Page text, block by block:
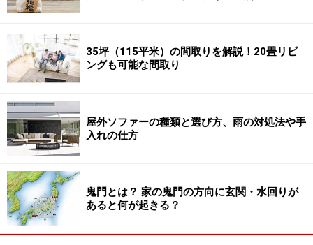
壁や床を見せるのもコツ。装飾のない大きな壁に自然と視線
が向きます
小さな部屋にたくさんの家具を置いているとか、家具の
上に小物をいっぱい並べたり、壁に装飾をして、床や壁
がほとんど見えないと、その部屋は狭く感じてしまいま
す。できるだけ不要なものを処分して、ものの少ないす
っきりとした暮らしを心掛けるとよいでしょう。
狭い部屋を広く見せるコツ２．家具収納の
35坪（115平米）の間取りを解説！20畳リビ
ングも可能な間取り
屋外ソファーの種類と選び方、雨の対処法や手
入れの仕方
鬼門とは？ 家の鬼門の方向に玄関・水回りが
あると何が起きる？